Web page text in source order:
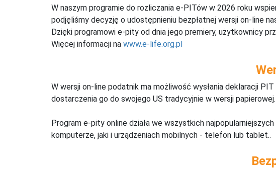
W naszym programie do rozliczania e-PITów w 2026 roku
podjęliśmy decyzję o udostępnieniu bezpłatnej wersji on-line
Dzięki programowi e-pity od dnia jego premiery, użytkownicy
Więcej informacji na www.e-life.org.pl
W wersji on-line podatnik ma możliwość wysłania deklaracji
dostarczenia go do swojego US tradycyjnie w wersji
Program e-pity online działa we wszystkich
komputerze, jaki i urządzeniach mobilnych - telefon lub tablet..